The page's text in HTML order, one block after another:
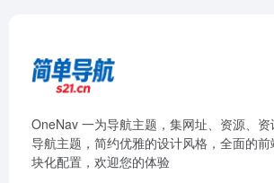
OneNav 一为导航主题，集网址、资源、
导航主题，简约优雅的设计风格，全面的
块化配置，欢迎您的体验